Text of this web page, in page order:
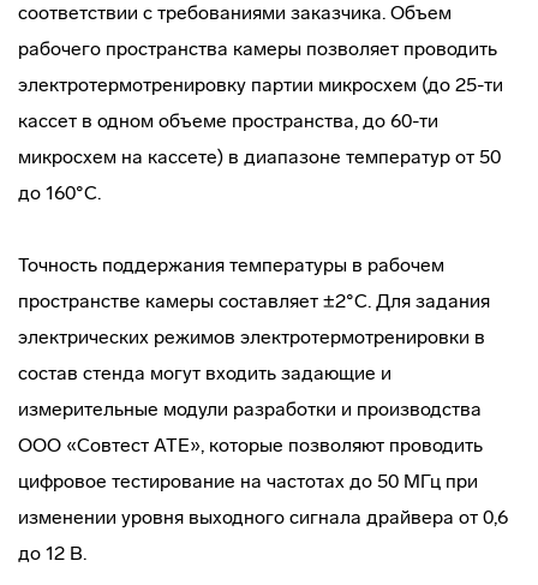
соответствии с требованиями заказчика. Объем
рабочего пространства камеры позволяет проводить
электротермотренировку партии микросхем (до 25-ти
кассет в одном объеме пространства, до 60-ти
микросхем на кассете) в диапазоне температур от 50
до 160°С.
Точность поддержания температуры в рабочем
пространстве камеры составляет ±2°С. Для задания
электрических режимов электротермотренировки в
состав стенда могут входить задающие и
измерительные модули разработки и производства
ООО «Совтест АТЕ», которые позволяют проводить
цифровое тестирование на частотах до 50 МГц при
изменении уровня выходного сигнала драйвера от 0,6
до 12 В.